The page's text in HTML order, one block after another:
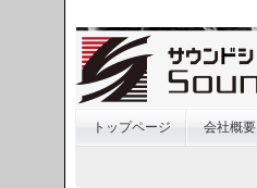
トップページ 会社概要